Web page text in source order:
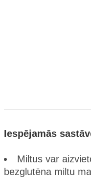
Iespējamās
Miltus var
bezglutēna miltu